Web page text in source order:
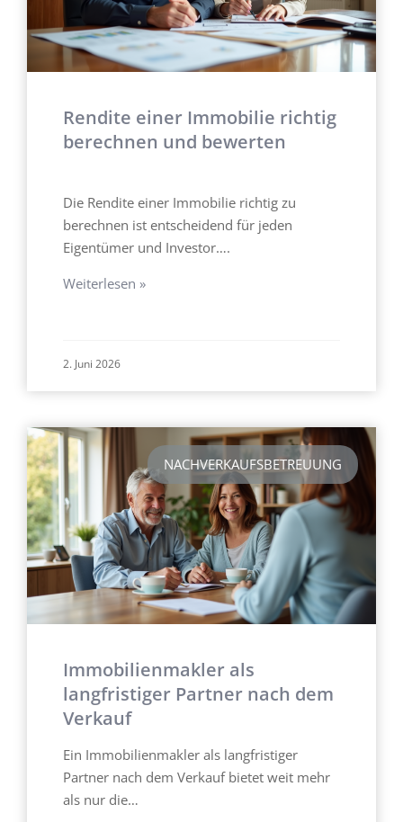
Rendite einer Immobilie richtig
berechnen und bewerten
Die Rendite einer Immobilie richtig zu
berechnen ist entscheidend für jeden
Eigentümer und Investor….
Weiterlesen »
2. Juni 2026
NACHVERKAUFSBETREUUNG
Immobilienmakler als
langfristiger Partner nach dem
Verkauf
Ein Immobilienmakler als langfristiger
Partner nach dem Verkauf bietet weit mehr
als nur die…